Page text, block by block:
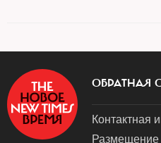
ОБРАТНАЯ
Контактная